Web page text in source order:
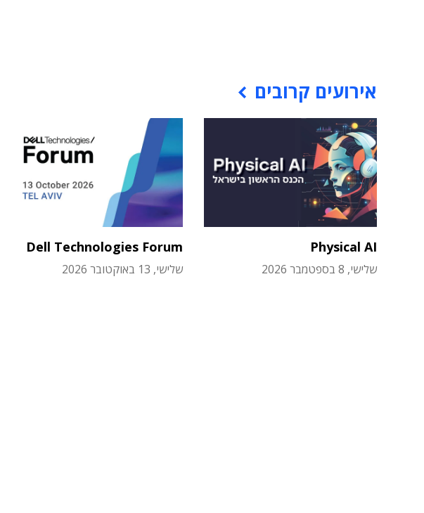
אירועים קרובים
Physical AI
שלישי, 8 בספטמבר 2026
Dell Technologies Forum
שלישי, 13 באוקטובר 2026